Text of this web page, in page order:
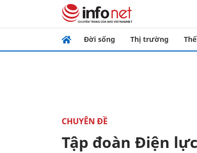
Đời sống Thị trường
CHUYÊN ĐỀ
Tập đoàn Điện